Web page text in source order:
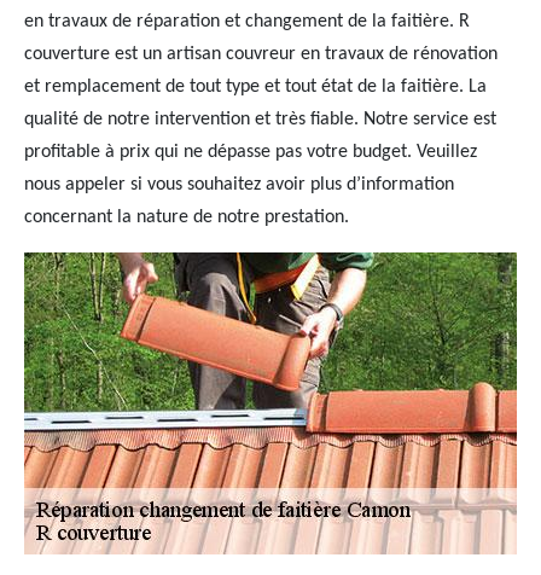
en travaux de réparation et changement de la faitière. R
couverture est un artisan couvreur en travaux de rénovation
et remplacement de tout type et tout état de la faitière. La
qualité de notre intervention et très fiable. Notre service est
profitable à prix qui ne dépasse pas votre budget. Veuillez
nous appeler si vous souhaitez avoir plus d’information
concernant la nature de notre prestation.